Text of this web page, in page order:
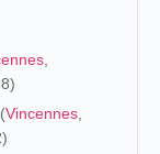
Vincennes